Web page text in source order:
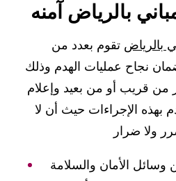
بالرياض آمنه
بالرياض تقوم بعدد من
نجاح عمليات الهدم وذلك
قريب أو من بعيد وإعلام
بهذه الإجراءات حيث أن لا
وسائل الأمان والسلامة